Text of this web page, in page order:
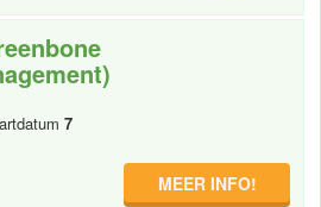
7
MEER INFO!